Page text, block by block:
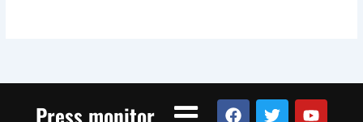
Press monitor Menu
F
T
Y